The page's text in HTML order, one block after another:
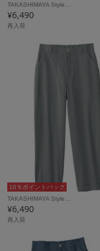
TAKASHIMAYA Style…
¥6,490
再入荷
10％ポイントバック
TAKASHIMAYA Style…
¥6,490
再入荷